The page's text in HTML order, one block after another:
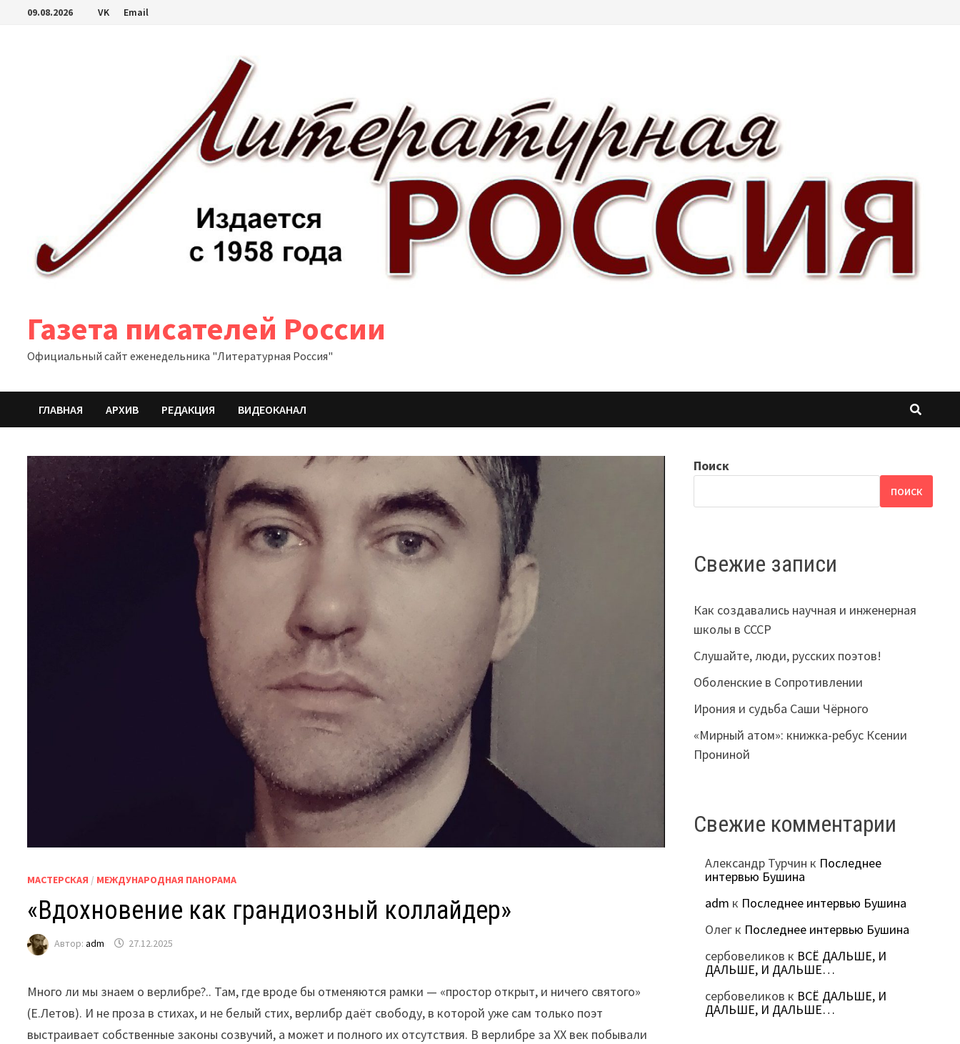
Перейти09.08.2026 VK Email
Газета писателей России
Официальный сайт еженедельника "Литературная Россия"
ГЛАВНАЯ АРХИВ РЕДАКЦИЯ ВИДЕОКАНАЛ
МАСТЕРСКАЯ / МЕЖДУНАРОДНАЯ ПАНОРАМА
«Вдохновение как грандиозный коллайдер»
Автор:adm 27.12.2025
Много ли мы знаем о верлибре?.. Там, где вроде бы отменяются рамки — «простор открыт, и ничего святого»
(Е.Летов). И не проза в стихах, и не белый стих, верлибр даёт свободу, в которой уже сам только поэт
выстраивает собственные законы созвучий, а может и полного их отсутствия. В верлибре за ХХ век побывали
Поиск
ПОИСК
Свежие записи
Как создавались научная и инженерная
школы в СССР
Слушайте, люди, русских поэтов!
Оболенские в Сопротивлении
Ирония и судьба Саши Чёрного
«Мирный атом»: книжка-ребус Ксении
Прониной
Свежие комментарии
Александр Турчин к Последнее
интервью Бушина
adm к Последнее интервью Бушина
Олегк Последнее интервью Бушина
сербовеликов к ВСЁ ДАЛЬШЕ, И
ДАЛЬШЕ, И ДАЛЬШЕ…
сербовеликов к ВСЁ ДАЛЬШЕ, И
ДАЛЬШЕ, И ДАЛЬШЕ…